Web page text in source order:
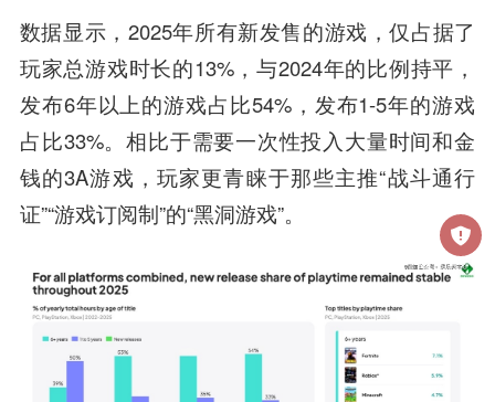
数据显示，2025年所有新发售的游戏，仅占据了
玩家总游戏时长的13%，与2024年的比例持平，
发布6年以上的游戏占比54%，发布1-5年的游戏
占比33%。相比于需要一次性投入大量时间和金
钱的3A游戏，玩家更青睐于那些主推“战斗通行
证”“游戏订阅制”的“黑洞游戏”。